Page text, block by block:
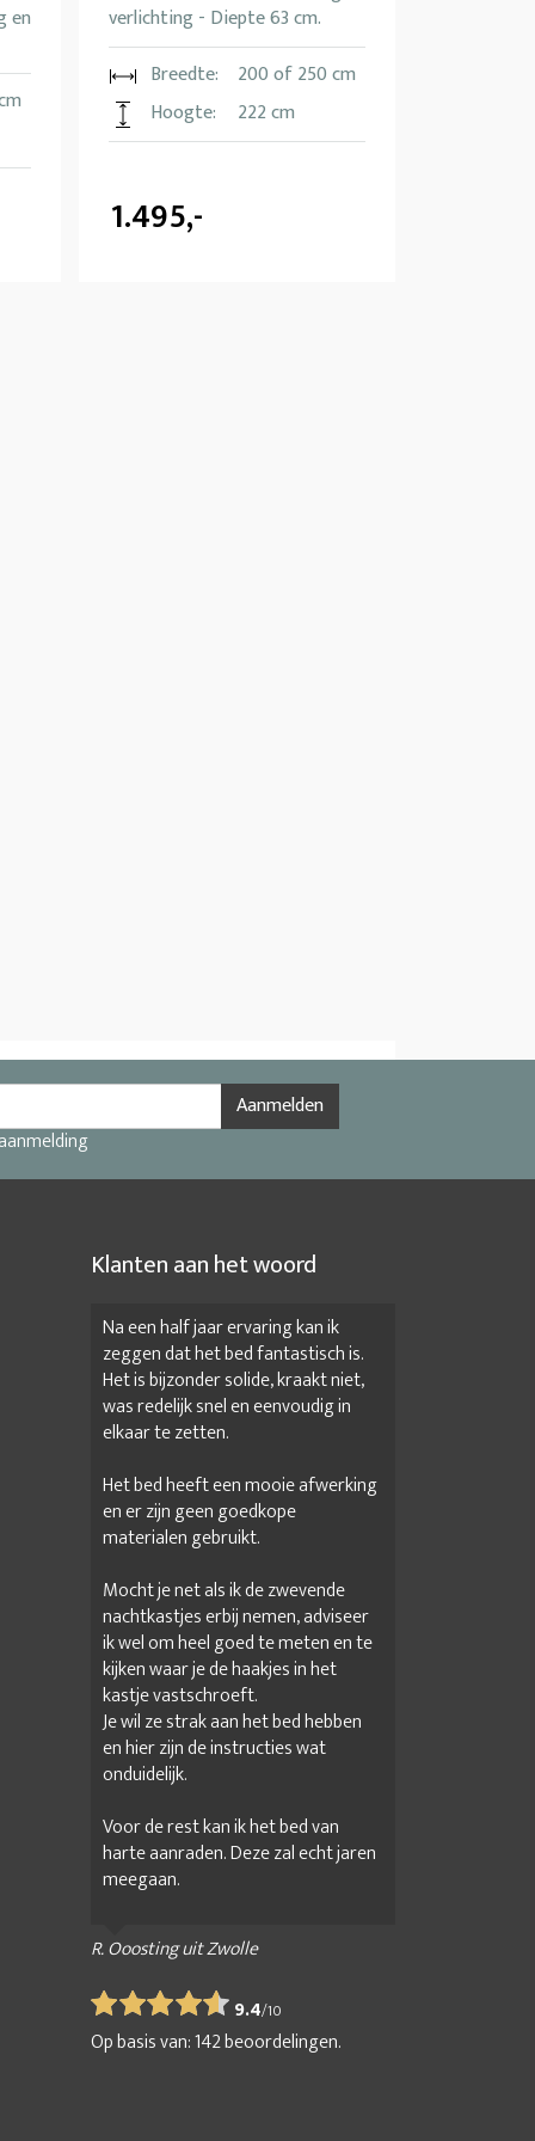
en
verlichting - Diepte 63 cm.
Breedte:
200 of 250 cm
Hoogte:
222 cm
1.495,-
Aanmelden
Klanten aan het woord
Na een half jaar ervaring kan ik
zeggen dat het bed fantastisch is.
Het is bijzonder solide, kraakt niet,
was redelijk snel en eenvoudig in
elkaar te zetten.
Het bed heeft een mooie afwerking
en er zijn geen goedkope
materialen gebruikt.
Mocht je net als ik de zwevende
nachtkastjes erbij nemen, adviseer
ik wel om heel goed te meten en te
kijken waar je de haakjes in het
kastje vastschroeft.
Je wil ze strak aan het bed hebben
en hier zijn de instructies wat
onduidelijk.
Voor de rest kan ik het bed van
harte aanraden. Deze zal echt jaren
meegaan.
R. Ooosting uit Zwolle
9.4/10
Op basis van:142beoordelingen.